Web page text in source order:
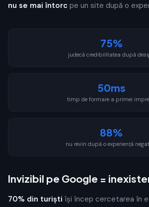
nu se mai întorc pe un site după o
75%
judecă credibilitatea după
50ms
timp de formare a primei
88%
nu revin după o experiență
Invizibil pe Google =
70% din turiști își încep cercetarea în